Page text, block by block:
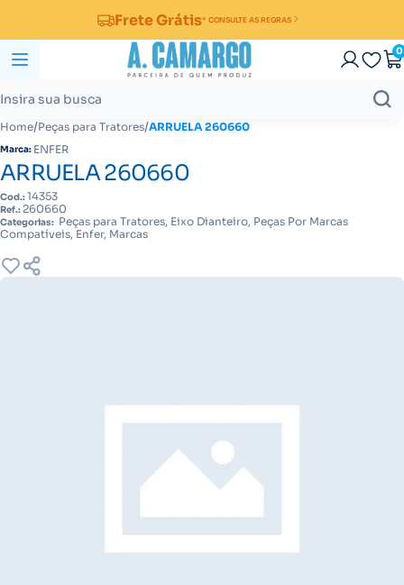
Frete Grátis* CONSULTE AS REGRAS
0
Home/Peças para Tratores/ARRUELA 260660
Marca: ENFER
ARRUELA 260660
Cod.:14353
Ref.: 260660
Categorias: Peças para Tratores, Eixo Dianteiro, Peças Por Marcas
Compatíveis, Enfer, Marcas